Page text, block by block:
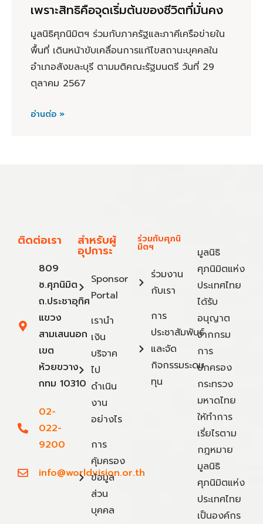
เพราะสิทธิคือจุดเริ่มต้นของชีวิตที่มั่นคง
มูลนิธิศุภนิมิตฯ ร่วมกับภาครัฐและภาคีเครือข่ายใน
พื้นที่ เดินหน้าขับเคลื่อนการแก้ไขสถานะบุคคลใน
อำเภอสังขละบุรี ตามมติคณะรัฐมนตรี วันที่ 29
ตุลาคม 2567
อ่านต่อ »
ติดต่อเรา
809
ซ.ศุภนิมิต
ถ.ประชาอุทิศ
แขวง
สามเสนนอก
เขต
ห้วยขวาง
กทม 10310
02-
022-
9200
info@worldvision.or.th
สำหรับผู้
อุปการะ
Sponsor
Portal
เรานำ
เงิน
บริจาค
ไป
ดำเนิน
งาน
อย่างไร
การ
คุ้มครอง
ข้อมูล
ส่วน
บุคคล
ร่วมกับศุภนิ
มิตฯ
ร่วมงาน
กับเรา
การ
ประชาสัมพันธ์
และจัด
กิจกรรมระดม
ทุน
มูลนิธิ
ศุภนิมิตแห่ง
ประเทศไทย
ได้รับ
อนุญาต
จากกรม
การ
ปกครอง
กระทรวง
มหาดไทย
ให้ทำการ
เรี่ยไรตาม
กฎหมาย
มูลนิธิ
ศุภนิมิตแห่ง
ประเทศไทย
เป็นองค์กร